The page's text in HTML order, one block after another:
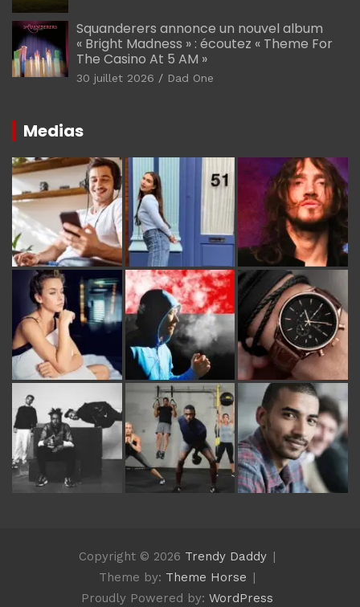
Squanderers annonce un nouvel album
« Bright Madness » : écoutez « Theme For
The Casino At 5 AM »
30 juillet 2026 Dad One
Medias
Copyright © 2026 Trendy Daddy
Theme by: Theme Horse
Proudly Powered by: WordPress